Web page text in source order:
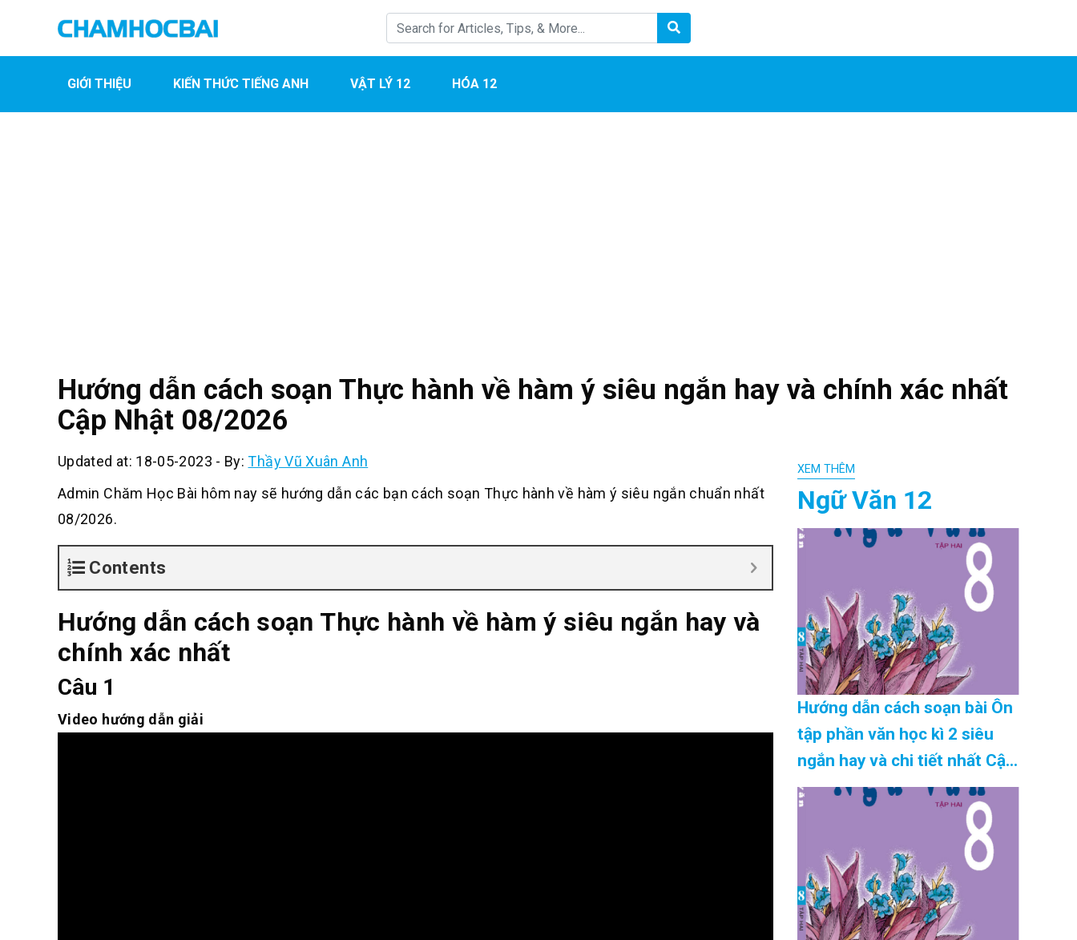
GIỚI THIỆU KIẾN THỨC TIẾNG ANH VẬT LÝ 12 HÓA 12
Hướng dẫn cách soạn Thực hành về hàm ý siêu ngắn hay và chính xác nhất
Cập Nhật 08/2026
Updated at: 18-05-2023 - By:Thầy Vũ Xuân Anh
Admin Chăm Học Bài hôm nay sẽ hướng dẫn các bạn cách soạn Thực hành về hàm ý siêu ngắn chuẩn nhất
08/2026.
Contents
Hướng dẫn cách soạn Thực hành về hàm ý siêu ngắn hay và
chính xác nhất
Câu 1
Video hướng dẫn giải
XEM THÊM
Ngữ Văn 12
Hướng dẫn cách soạn bài Ôn
tập phần văn học kì 2 siêu
ngắn hay và chi tiết nhất Cập
Nhật 08/2026